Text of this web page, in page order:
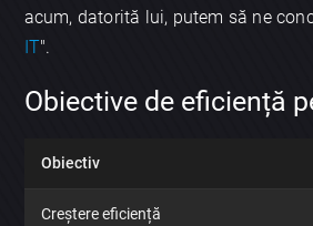
acum, datorită lui, putem să ne
IT".
Obiective de eficiență
Obiectiv
Creștere eficiență